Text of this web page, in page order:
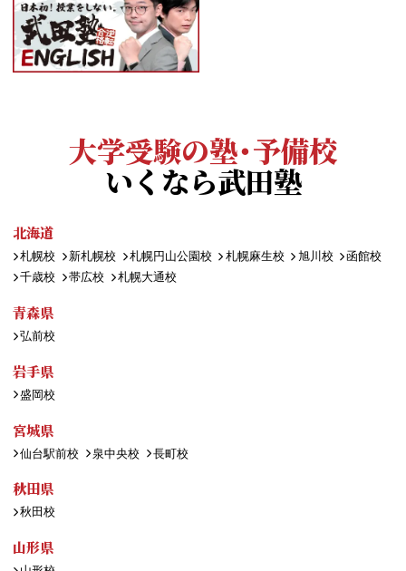
大学受験の塾・予備校
いくなら武田塾
北海道
札幌校 新札幌校 札幌円山公園校 札幌麻生校 旭川校
函館校
千歳校
帯広校 札幌大通校
青森県
弘前校
岩手県
盛岡校
宮城県
仙台駅前校 泉中央校 長町校
秋田県
秋田校
山形県